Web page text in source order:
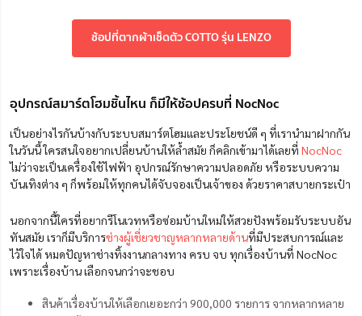
ช้อปที่ตากผ้าเช็ดตัว COTTO รุ่น LENZO
อุปกรณ์สมาร์ตโฮมชิ้นไหน ก็มีให้ช้อปครบที่ NocNoc
เป็นอย่างไรกันบ้างกับระบบสมาร์ตโฮมและประโยชน์ดี ๆ ที่เรานำมาฝากกัน
ในวันนี้ ใครสนใจอยากเปลี่ยนบ้านให้ล้ำสมัย ก็คลิกเข้ามาได้เลยที่ NocNoc
ไม่ว่าจะเป็นเครื่องใช้ไฟฟ้า อุปกรณ์รักษาความปลอดภัย หรือระบบความ
บันเทิงต่าง ๆ ก็พร้อมให้ทุกคนได้จับจองเป็นเจ้าของ ด้วยราคาสบายกระเป๋า
นอกจากนี้ใครที่อยากรีโนเวทหรือซ่อมบ้านใหม่ให้สวยปังพร้อมรับระบบอัน
ทันสมัย เราก็มีบริการช่างผู้เชี่ยวชาญหลากหลายด้านที่มีประสบการณ์และ
ไว้ใจได้ หมดปัญหาช่างทิ้งงานกลางทาง ครบ จบ ทุกเรื่องบ้านที่ NocNoc
เพราะเรื่องบ้าน เลือกจนกว่าจะชอบ
สินค้าเรื่องบ้านให้เลือกเยอะกว่า 900,000 รายการ จากหลากหลาย